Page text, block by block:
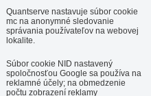
Quantserve nastavuje súbor cookie
mc na anonymné sledovanie
správania používateľov na webovej
lokalite.
Súbor cookie NID nastavený
spoločnosťou Google sa používa na
reklamné účely; na obmedzenie
počtu zobrazení reklamy